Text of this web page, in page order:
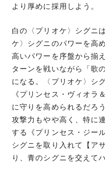
より厚めに採用しよう。
白の〈プリオケ〉シグニ
ケ〉シグニのパワーを高
高いパワーを序盤から揃
ターンを戦いながら「歌
になる。〈プリオケ〉シ
《プリンセス・ヴィオラ
に守りを高められるだろう
攻撃力もやや高く、特に
する《プリンセス・ジー
シグニを取り入れて【ア
り、青のシグニを交えて